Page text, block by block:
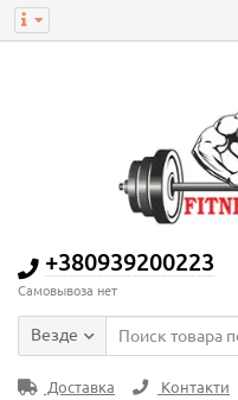
+380939200223
Самовывоза нет
Везде
Доставка Контакти